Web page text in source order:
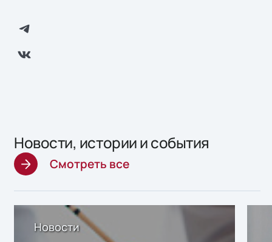
Новости, истории и события
Смотреть все
Новости